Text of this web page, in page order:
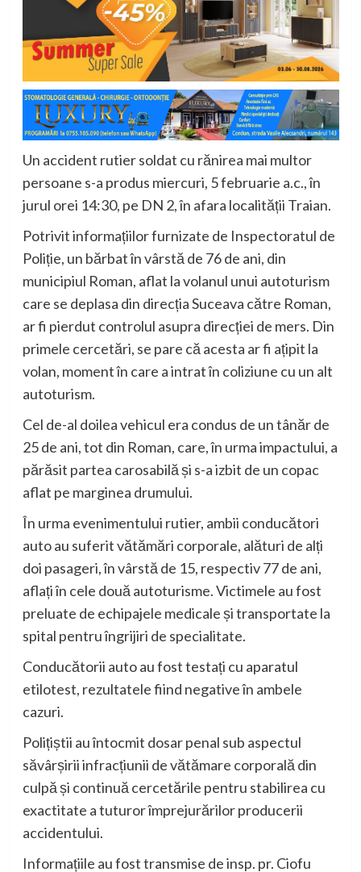
Un accident rutier soldat cu rănirea mai multor
persoane s-a produs miercuri, 5 februarie a.c., în
jurul orei 14:30, pe DN 2, în afara localității Traian.
Potrivit informațiilor furnizate de Inspectoratul de
Poliție, un bărbat în vârstă de 76 de ani, din
municipiul Roman, aflat la volanul unui autoturism
care se deplasa din direcția Suceava către Roman,
ar fi pierdut controlul asupra direcției de mers. Din
primele cercetări, se pare că acesta ar fi ațipit la
volan, moment în care a intrat în coliziune cu un alt
autoturism.
Cel de-al doilea vehicul era condus de un tânăr de
25 de ani, tot din Roman, care, în urma impactului, a
părăsit partea carosabilă și s-a izbit de un copac
aflat pe marginea drumului.
În urma evenimentului rutier, ambii conducători
auto au suferit vătămări corporale, alături de alți
doi pasageri, în vârstă de 15, respectiv 77 de ani,
aflați în cele două autoturisme. Victimele au fost
preluate de echipajele medicale și transportate la
spital pentru îngrijiri de specialitate.
Conducătorii auto au fost testați cu aparatul
etilotest, rezultatele fiind negative în ambele
cazuri.
Polițiștii au întocmit dosar penal sub aspectul
săvârșirii infracțiunii de vătămare corporală din
culpă și continuă cercetările pentru stabilirea cu
exactitate a tuturor împrejurărilor producerii
accidentului.
Informațiile au fost transmise de insp. pr. Ciofu